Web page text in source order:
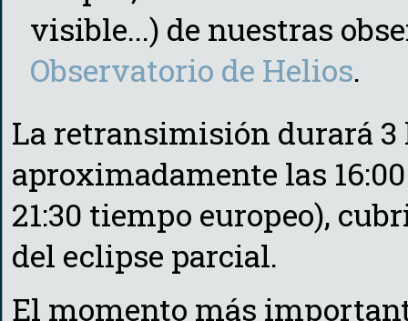
visible...) de nuestras
Observatorio de Helios.
La retransimisión durará 3
aproximadamente las
21:30 tiempo europeo),
del eclipse parcial.
El momento más